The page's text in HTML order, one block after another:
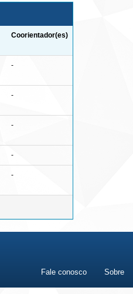
Coorientador(es)
-
-
-
-
-
Fale conosco Sobre